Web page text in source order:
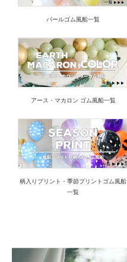
パールゴム風船一覧
アース・マカロン ゴム風船一覧
柄入りプリント・季節プリントゴム風船
一覧